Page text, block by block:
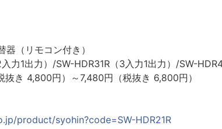
（リモコン付き）
力1出力）/SW-HDR31R（3入力1出力）/SW-
き 4,800円）～7,480円（税抜き 6,800円）
product/syohin?code=SW-HDR21R